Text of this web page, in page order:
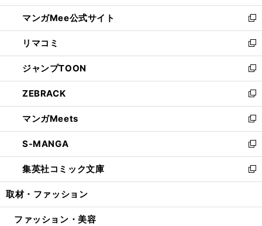
開
く
ン
ド
ウ
で
開
く
ウ
ィ
ン
ド
ウ
で
開
く
し
い
ウ
ィ
ン
ド
ウ
で
開
く
マンガMee公式サイト
新
し
い
ウ
ィ
ン
ド
ウ
で
開
く
リマコミ
新
し
い
ウ
ィ
ン
ド
ウ
で
開
く
ジャンプTOON
新
し
い
ウ
ィ
ン
ド
ウ
で
開
ZEBRACK
新
し
い
ウ
ィ
ン
ド
ウ
開
マンガMeets
新
し
い
ウ
ィ
ン
ウ
S-MANGA
新
し
い
ウ
ン
集英社コミック文庫
新
し
ウ
取材・ファッション
ファッション・美容